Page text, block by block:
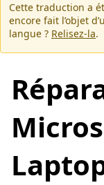
Cette traduction a
encore fait l’objet
langue ? Relisez-la.